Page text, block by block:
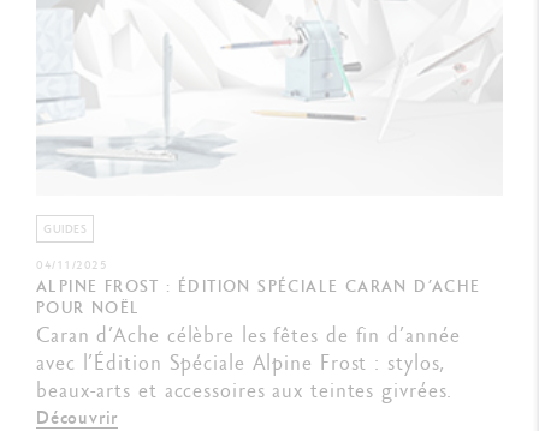
GUIDES
04/11/2025
ALPINE FROST : ÉDITION SPÉCIALE CARAN D’ACHE
POUR NOËL
Caran d’Ache célèbre les fêtes de fin d’année
avec l’Édition Spéciale Alpine Frost : stylos,
beaux-arts et accessoires aux teintes givrées.
Découvrir